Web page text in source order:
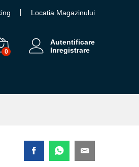
Locatia Magazinului
0
Autentificare
Inregistrare